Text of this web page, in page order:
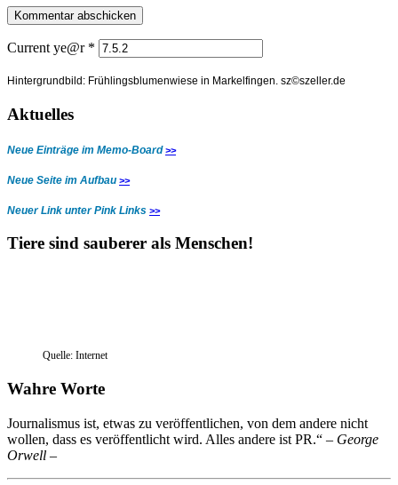
Current ye@r *
Hintergrundbild: Frühlingsblumenwiese in Markelfingen. sz©szeller.de
Aktuelles
Neue Einträge im Memo-Board>>
Neue Seite im Aufbau >>
Neuer Link unter Pink Links >>
Tiere sind sauberer als Menschen!
Quelle: Internet
Wahre Worte
Journalismus ist, etwas zu veröffentlichen, von dem andere nicht
wollen, dass es veröffentlicht wird. Alles andere ist PR.“ – George
Orwell –